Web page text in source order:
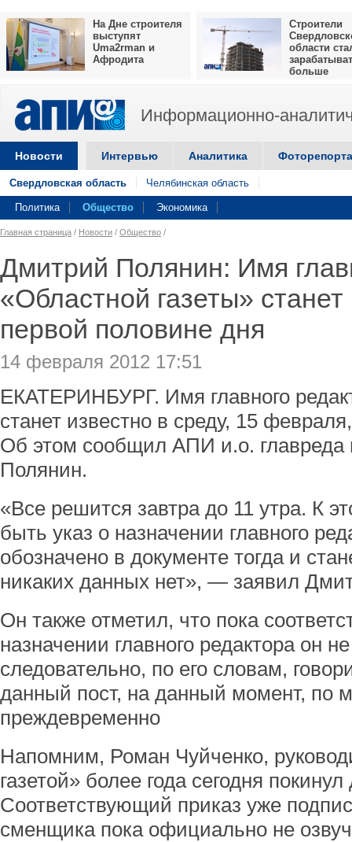
На Дне строителя
выступят
Uma2rman и
Афродита
Строители
области
больше
Информационно-
Новости Интервью Аналитика
Свердловская область Челябинская область
Политика Общество Экономика
Главная страница / Новости / Общество /
Дмитрий Полянин: Имя
«Областной газеты»
первой половине дня
14 февраля 2012 17:51
ЕКАТЕРИНБУРГ. Имя главного
станет известно в среду, 15
Об этом сообщил АПИ и.о. главреда
Полянин.
«Все решится завтра до 11 утра. К
быть указ о назначении главного
обозначено в документе тогда и
никаких данных нет», — заявил
Он также отметил, что пока
назначении главного редактора он
следовательно, по его словам,
данный пост, на данный момент, по
преждевременно
Напомним, Роман Чуйченко,
газетой» более года сегодня
Соответствующий приказ уже
сменщика пока официально не